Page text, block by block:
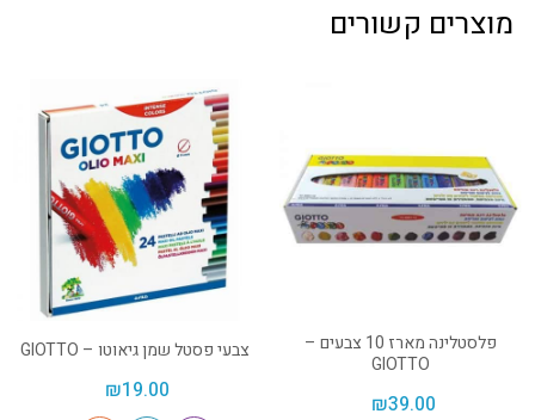
מוצרים קשורים
פלסטלינה מארז 10 צבעים –
GIOTTO
₪39.00
צבעי פסטל שמן גיאוטו – GIOTTO
₪19.00